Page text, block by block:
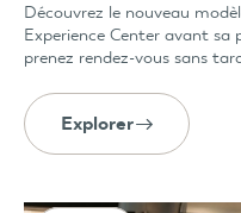
Découvrez le nouveau
Experience Center avant sa
prenez rendez-vous sans
Explorer